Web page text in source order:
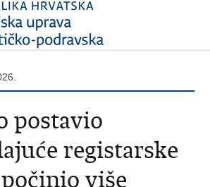
postavio
registarske
više